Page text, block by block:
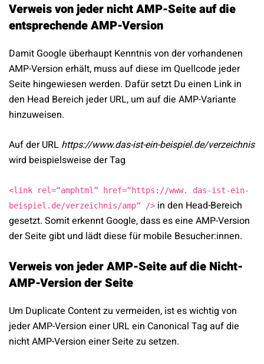
Verweis von jeder nicht AMP-Seite auf die
entsprechende AMP-Version
Damit Google überhaupt Kenntnis von der vorhandenen
AMP-Version erhält, muss auf diese im Quellcode jeder
Seite hingewiesen werden. Dafür setzt Du einen Link in
den Head Bereich jeder URL, um auf die AMP-Variante
hinzuweisen.
Auf der URL https://www.das-ist-ein-beispiel.de/verzeichnis
wird beispielsweise der Tag
<link rel=“amphtml“ href=“https://www. das-ist-ein-
beispiel.de/verzeichnis/amp“ /> in den Head-Bereich
gesetzt. Somit erkennt Google, dass es eine AMP-Version
der Seite gibt und lädt diese für mobile Besucher:innen.
Verweis von jeder AMP-Seite auf die Nicht-
AMP-Version der Seite
Um Duplicate Content zu vermeiden, ist es wichtig von
jeder AMP-Version einer URL ein Canonical Tag auf die
nicht AMP-Version einer Seite zu setzen.